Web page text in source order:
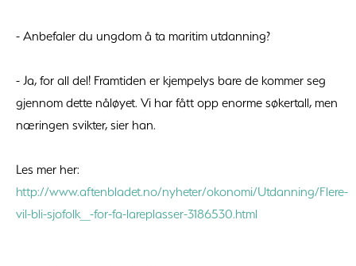
- Anbefaler du ungdom å ta maritim utdanning?
- Ja, for all del! Framtiden er kjempelys bare de kommer seg
gjennom dette nåløyet. Vi har fått opp enorme søkertall, men
næringen svikter, sier han.
Les mer her:
http://www.aftenbladet.no/nyheter/okonomi/Utdanning/Flere-
vil-bli-sjofolk_-for-fa-lareplasser-3186530.html